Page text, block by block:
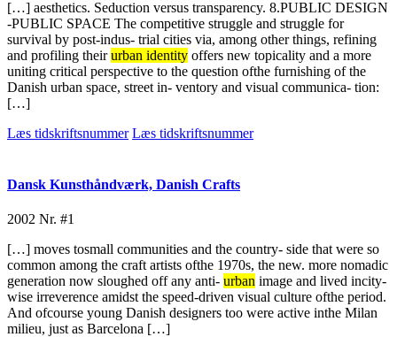
[…] aesthetics. Seduction versus transparency. 8.PUBLIC DESIGN
-PUBLIC SPACE The competitive struggle and struggle for
survival by post-indus- trial cities via, among other things, refining
and profiling theirurban identity offers new topicality and a more
uniting critical perspective to the question ofthe furnishing of the
Danish urban space, street in- ventory and visual communica- tion:
[…]
Læs tidskriftsnummer Læs tidskriftsnummer
Dansk Kunsthåndværk, Danish Crafts
2002 Nr. #1
[…] moves tosmall communities and the country- side that were so
common among the craft artists ofthe 1970s, the new. more nomadic
generation now sloughed off any anti- urban image and lived incity-
wise irreverence amidst the speed-driven visual culture ofthe period.
And ofcourse young Danish designers too were active inthe Milan
milieu, just as Barcelona […]